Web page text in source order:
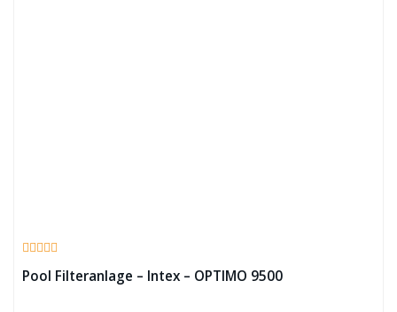
Pool Filteranlage – Intex – OPTIMO 9500